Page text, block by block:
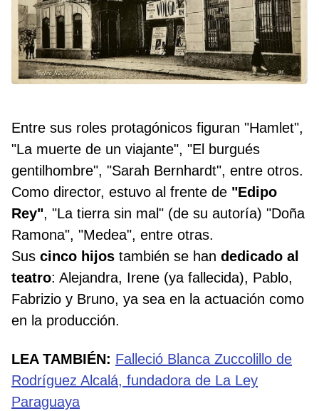
Entre sus roles protagónicos figuran "Hamlet",
"La muerte de un viajante", "El burgués
gentilhombre", "Sarah Bernhardt", entre otros.
Como director, estuvo al frente de "Edipo
Rey", "La tierra sin mal" (de su autoría) "Doña
Ramona", "Medea", entre otras.
Sus cinco hijos también se han dedicado al
teatro: Alejandra, Irene (ya fallecida), Pablo,
Fabrizio y Bruno, ya sea en la actuación como
en la producción.
LEA TAMBIÉN: Falleció Blanca Zuccolillo de
Rodríguez Alcalá, fundadora de La Ley
Paraguaya